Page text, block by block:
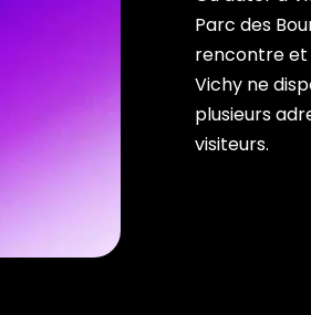
Parc des
rencontre et
Vichy ne
plusieurs
visiteurs.